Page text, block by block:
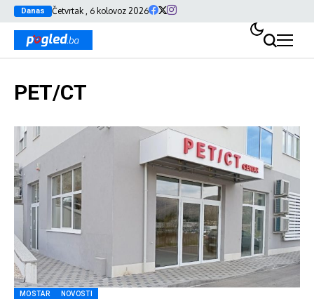
Danas Četvrtak , 6 kolovoz 2026
PET/CT
MOSTAR NOVOSTI